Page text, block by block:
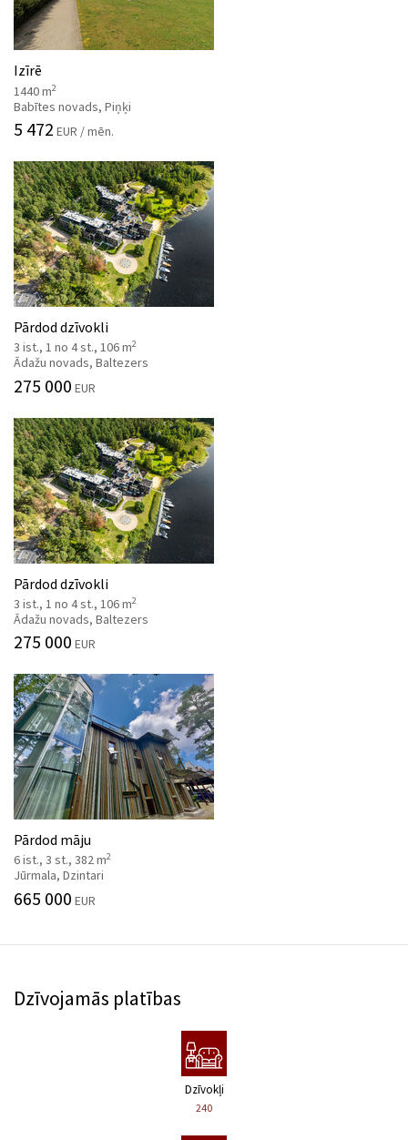
Izīrē
1440 m2
Babītes novads, Piņķi
5 472 EUR / mēn.
Pārdod dzīvokli
3 ist., 1 no 4 st., 106 m2
Ādažu novads, Baltezers
275 000 EUR
Pārdod dzīvokli
3 ist., 1 no 4 st., 106 m2
Ādažu novads, Baltezers
275 000 EUR
Pārdod māju
6 ist., 3 st., 382 m2
Jūrmala, Dzintari
665 000 EUR
Dzīvojamās platības
Dzīvokļi
240